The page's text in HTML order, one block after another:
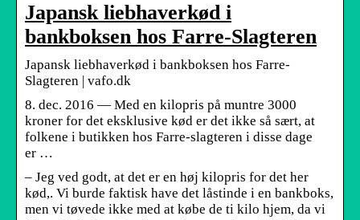
Japansk liebhaverkød i
bankboksen hos Farre-Slagteren
Japansk liebhaverkød i bankboksen hos Farre-
Slagteren | vafo.dk
8. dec. 2016 — Med en kilopris på muntre 3000
kroner for det eksklusive kød er det ikke så sært, at
folkene i butikken hos Farre-slagteren i disse dage
er …
– Jeg ved godt, at det er en høj kilopris for det her
kød,. Vi burde faktisk have det låstinde i en bankboks,
men vi tøvede ikke med at købe de ti kilo hjem, da vi